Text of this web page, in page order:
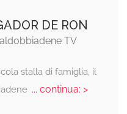
DE RON
TV
stalla di famiglia, il
... continua: >